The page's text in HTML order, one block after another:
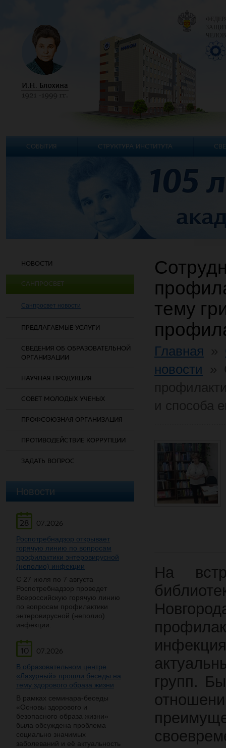
НОВОСТИ
САНПРОСВЕТ
Санпросвет новости
ПРЕДЛАГАЕМЫЕ УСЛУГИ
СВЕДЕНИЯ ОБ ОБРАЗОВАТЕЛЬНОЙ
ОРГАНИЗАЦИИ
НАУЧНАЯ ПРОДУКЦИЯ
СОВЕТ МОЛОДЫХ УЧЕНЫХ
ПРОФСОЮЗНАЯ ОРГАНИЗАЦИЯ
ПРОТИВОДЕЙСТВИЕ КОРРУПЦИИ
ЗАДАТЬ ВОПРОС
Новости
28
07.2026
Роспотребнадзор открывает
горячую линию по вопросам
профилактики энтеровирусной
(неполио) инфекции
С 27 июля по 7 августа
Роспотребнадзор проведет
Всероссийскую горячую линию
по вопросам профилактики
энтеровирусной (неполио)
инфекции.
10
07.2026
В образовательном центре
«Лазурный» прошли беседы на
тему здорового образа жизни
В рамках семинара-беседы
«Основы здорового и
безопасного образа жизни»
была обсуждена проблема
социально значимых
заболеваний и её актуальность
тему
Главная
новости
На
групп.
СОБЫТИЯ СТРУКТУРА ИНСТИТУТА